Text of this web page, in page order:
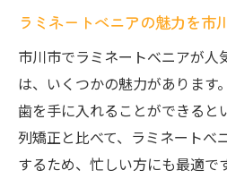
市川市で人気のべニ
市川市で選ばれるべ
市川市でのべニアの
市川市で支持される
市川市で人気のべニ
ラミネートべニアの魅力を市
市川市でラミネートべニアが人
は、いくつかの魅力があります
歯を手に入れることができると
列矯正と比べて、ラミネートべ
するため、忙しい方にも最適で